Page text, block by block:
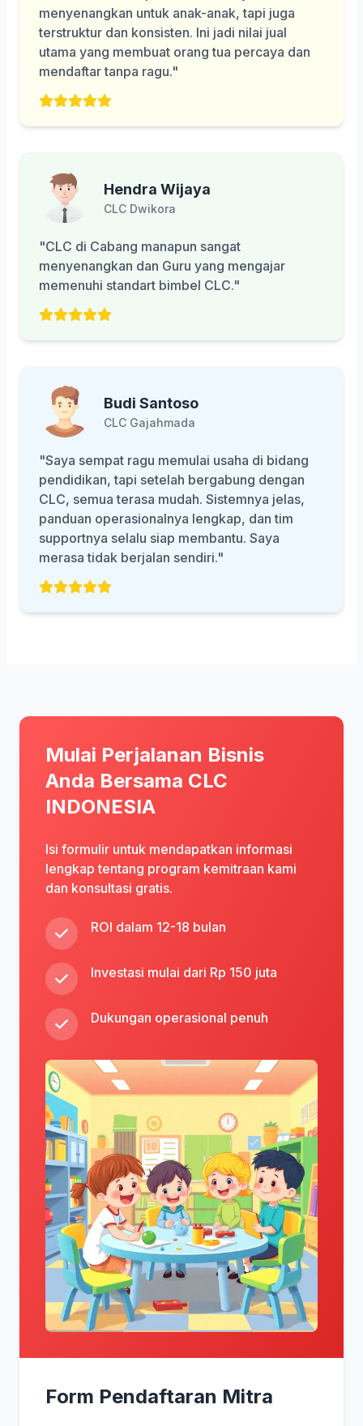
menyenangkan untuk anak-anak, tapi juga
terstruktur dan konsisten. Ini jadi nilai jual
utama yang membuat orang tua percaya dan
mendaftar tanpa ragu."
Hendra Wijaya
CLC Dwikora
"CLC di Cabang manapun sangat
menyenangkan dan Guru yang mengajar
memenuhi standart bimbel CLC."
Budi Santoso
CLC Gajahmada
"Saya sempat ragu memulai usaha di bidang
pendidikan, tapi setelah bergabung dengan
CLC, semua terasa mudah. Sistemnya jelas,
panduan operasionalnya lengkap, dan tim
supportnya selalu siap membantu. Saya
merasa tidak berjalan sendiri."
Mulai Perjalanan Bisnis
Anda Bersama CLC
INDONESIA
Isi formulir untuk mendapatkan informasi
lengkap tentang program kemitraan kami
dan konsultasi gratis.
ROI dalam 12-18 bulan
Investasi mulai dari Rp 150 juta
Dukungan operasional penuh
Form Pendaftaran Mitra